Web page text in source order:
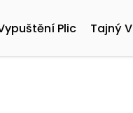
Plic Tajný